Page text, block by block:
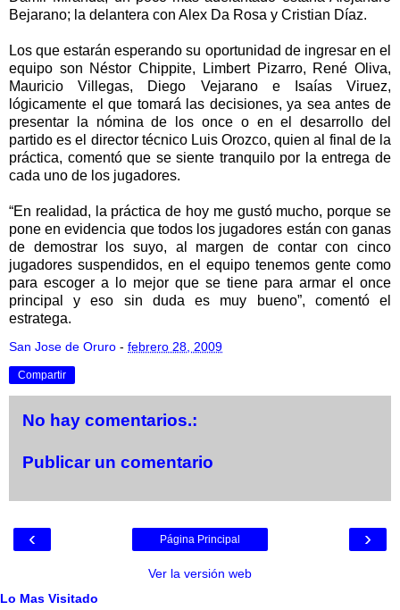
Bejarano; la delantera con Alex Da Rosa y Cristian Díaz.
Los que estarán esperando su oportunidad de ingresar en el
equipo son Néstor Chippite, Limbert Pizarro, René Oliva,
Mauricio Villegas, Diego Vejarano e Isaías Viruez,
lógicamente el que tomará las decisiones, ya sea antes de
presentar la nómina de los once o en el desarrollo del
partido es el director técnico Luis Orozco, quien al final de la
práctica, comentó que se siente tranquilo por la entrega de
cada uno de los jugadores.
“En realidad, la práctica de hoy me gustó mucho, porque se
pone en evidencia que todos los jugadores están con ganas
de demostrar los suyo, al margen de contar con cinco
jugadores suspendidos, en el equipo tenemos gente como
para escoger a lo mejor que se tiene para armar el once
principal y eso sin duda es muy bueno”, comentó el
estratega.
San Jose de Oruro - febrero 28, 2009
Compartir
No hay comentarios.:
Publicar un comentario
‹ ›
Página Principal
Ver la versión web
Lo Mas Visitado